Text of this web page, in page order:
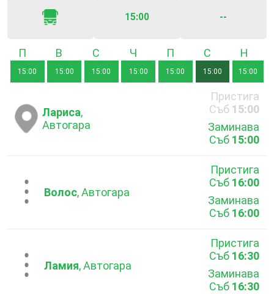
15:00 --
Понеделник
15:00
Вторник
15:00 15:00
Четвъртък
15:00 15:00
Събота
15:00 15:00
Лариса,
Автогара
Пристига
Съб 15:00
Заминава
Съб 15:00
...Волос, Автогара
Пристига
Съб 16:00
Заминава
Съб 16:00
...Ламия, Автогара
Пристига
Съб 16:30
Заминава
Съб 16:30